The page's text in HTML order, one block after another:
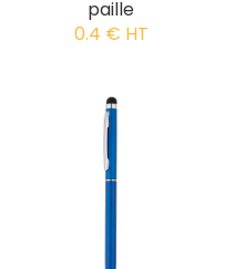
paille
0.4 € HT